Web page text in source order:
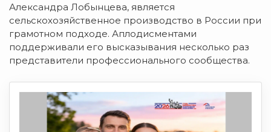
Александра Лобынцева, является
сельскохозяйственное производство в России при
грамотном подходе. Аплодисментами
поддерживали его высказывания несколько раз
представители профессионального сообщества.